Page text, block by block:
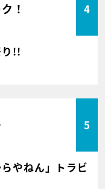
！ 4
り!!
5
やねん」トラビ